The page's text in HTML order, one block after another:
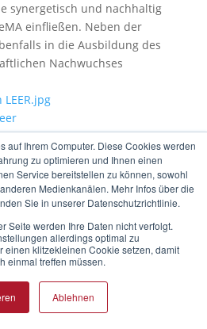
auf Ihrem Computer. Diese Cookies werden
zu optimieren und Ihnen einen
Service bereitstellen zu können, sowohl
Medienkanälen. Mehr Infos über die
Sie in unserer Datenschutzrichtlinie.
Seite werden Ihre Daten nicht verfolgt.
allerdings optimal zu
einen klitzekleinen Cookie setzen, damit
einmal treffen müssen.
Ablehnen
synergetisch und nachhaltig
einfließen. Neben der
in die Ausbildung des
Nachwuchses
Deutschland
leer.de/
Leer wird Lehre mit
Wissenstransfer in
mit Unternehmen,
Partnern verknüpft. Die
liegen in den Bereichen
nachhaltige Technologien
im Spannungsfeld von
ergänzt durch
Technologien sowie